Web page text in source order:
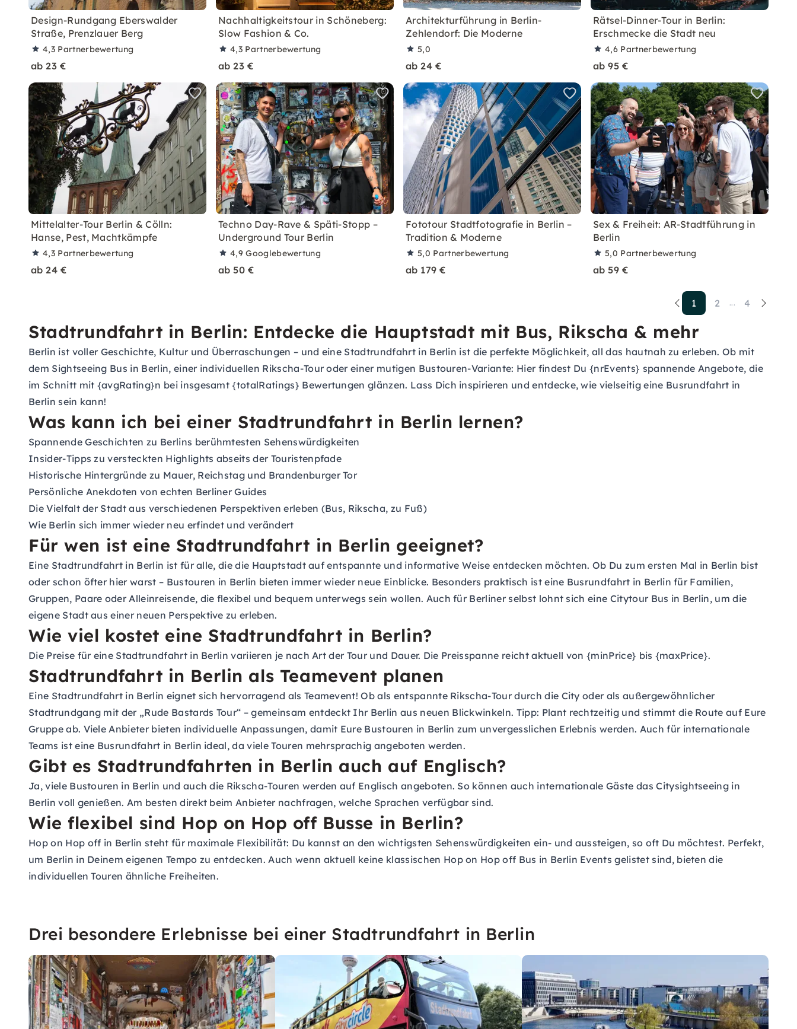
Design-Rundgang Eberswalder
Straße, Prenzlauer Berg
4,3 Partnerbewertung
ab 23 €
Nachhaltigkeitstour in Schöneberg:
Slow Fashion & Co.
4,3 Partnerbewertung
ab 23 €
Architekturführung in Berlin-
Zehlendorf: Die Moderne
5,0
ab 24 €
Rätsel-Dinner-Tour in Berlin:
Erschmecke die Stadt neu
4,6 Partnerbewertung
ab 95 €
Mittelalter-Tour Berlin & Cölln:
Hanse, Pest, Machtkämpfe
4,3 Partnerbewertung
ab 24 €
Techno Day-Rave & Späti-Stopp –
Underground Tour Berlin
4,9Googlebewertung
ab 50 €
Fototour Stadtfotografie in Berlin –
Tradition & Moderne
5,0 Partnerbewertung
ab 179 €
Sex & Freiheit: AR-Stadtführung in
Berlin
5,0 Partnerbewertung
ab 59 €
1 2 ... 4
Stadtrundfahrt in Berlin: Entdecke die Hauptstadt mit Bus, Rikscha & mehr
Berlin ist voller Geschichte, Kultur und Überraschungen – und eine Stadtrundfahrt in Berlin ist die perfekte Möglichkeit, all das hautnah zu erleben. Ob mit
dem Sightseeing Bus in Berlin, einer individuellen Rikscha-Tour oder einer mutigen Bustouren-Variante: Hier findest Du {nrEvents} spannende Angebote, die
im Schnitt mit {avgRating}n bei insgesamt {totalRatings} Bewertungen glänzen. Lass Dich inspirieren und entdecke, wie vielseitig eine Busrundfahrt in
Berlin sein kann!
Was kann ich bei einer Stadtrundfahrt in Berlin lernen?
Spannende Geschichten zu Berlins berühmtesten Sehenswürdigkeiten
Insider-Tipps zu versteckten Highlights abseits der Touristenpfade
Historische Hintergründe zu Mauer, Reichstag und Brandenburger Tor
Persönliche Anekdoten von echten Berliner Guides
Die Vielfalt der Stadt aus verschiedenen Perspektiven erleben (Bus, Rikscha, zu Fuß)
Wie Berlin sich immer wieder neu erfindet und verändert
Für wen ist eine Stadtrundfahrt in Berlin geeignet?
Eine Stadtrundfahrt in Berlin ist für alle, die die Hauptstadt auf entspannte und informative Weise entdecken möchten. Ob Du zum ersten Mal in Berlin bist
oder schon öfter hier warst – Bustouren in Berlin bieten immer wieder neue Einblicke. Besonders praktisch ist eine Busrundfahrt in Berlin für Familien,
Gruppen, Paare oder Alleinreisende, die flexibel und bequem unterwegs sein wollen. Auch für Berliner selbst lohnt sich eine Citytour Bus in Berlin, um die
eigene Stadt aus einer neuen Perspektive zu erleben.
Wie viel kostet eine Stadtrundfahrt in Berlin?
Die Preise für eine Stadtrundfahrt in Berlin variieren je nach Art der Tour und Dauer. Die Preisspanne reicht aktuell von {minPrice} bis {maxPrice}.
Stadtrundfahrt in Berlin als Teamevent planen
Eine Stadtrundfahrt in Berlin eignet sich hervorragend als Teamevent! Ob als entspannte Rikscha-Tour durch die City oder als außergewöhnlicher
Stadtrundgang mit der „Rude Bastards Tour“ – gemeinsam entdeckt Ihr Berlin aus neuen Blickwinkeln. Tipp: Plant rechtzeitig und stimmt die Route auf Eure
Gruppe ab. Viele Anbieter bieten individuelle Anpassungen, damit Eure Bustouren in Berlin zum unvergesslichen Erlebnis werden. Auch für internationale
Teams ist eine Busrundfahrt in Berlin ideal, da viele Touren mehrsprachig angeboten werden.
Gibt es Stadtrundfahrten in Berlin auch auf Englisch?
Ja, viele Bustouren in Berlin und auch die Rikscha-Touren werden auf Englisch angeboten. So können auch internationale Gäste das Citysightseeing in
Berlin voll genießen. Am besten direkt beim Anbieter nachfragen, welche Sprachen verfügbar sind.
Wie flexibel sind Hop on Hop off Busse in Berlin?
Hop on Hop off in Berlin steht für maximale Flexibilität: Du kannst an den wichtigsten Sehenswürdigkeiten ein- und aussteigen, so oft Du möchtest. Perfekt,
um Berlin in Deinem eigenen Tempo zu entdecken. Auch wenn aktuell keine klassischen Hop on Hop off Bus in Berlin Events gelistet sind, bieten die
individuellen Touren ähnliche Freiheiten.
Drei besondere Erlebnisse bei einer Stadtrundfahrt in Berlin